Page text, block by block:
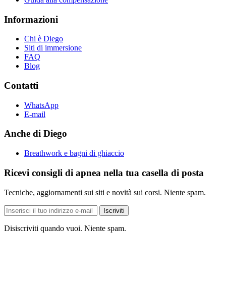
Informazioni
Chi è Diego
Siti di immersione
FAQ
Blog
Contatti
WhatsApp
E-mail
Anche di Diego
Breathwork e bagni di ghiaccio
Ricevi consigli di apnea nella tua casella di posta
Tecniche, aggiornamenti sui siti e novità sui corsi. Niente spam.
Indirizzo
e-
mail
Iscriviti
Disiscriviti quando vuoi. Niente spam.